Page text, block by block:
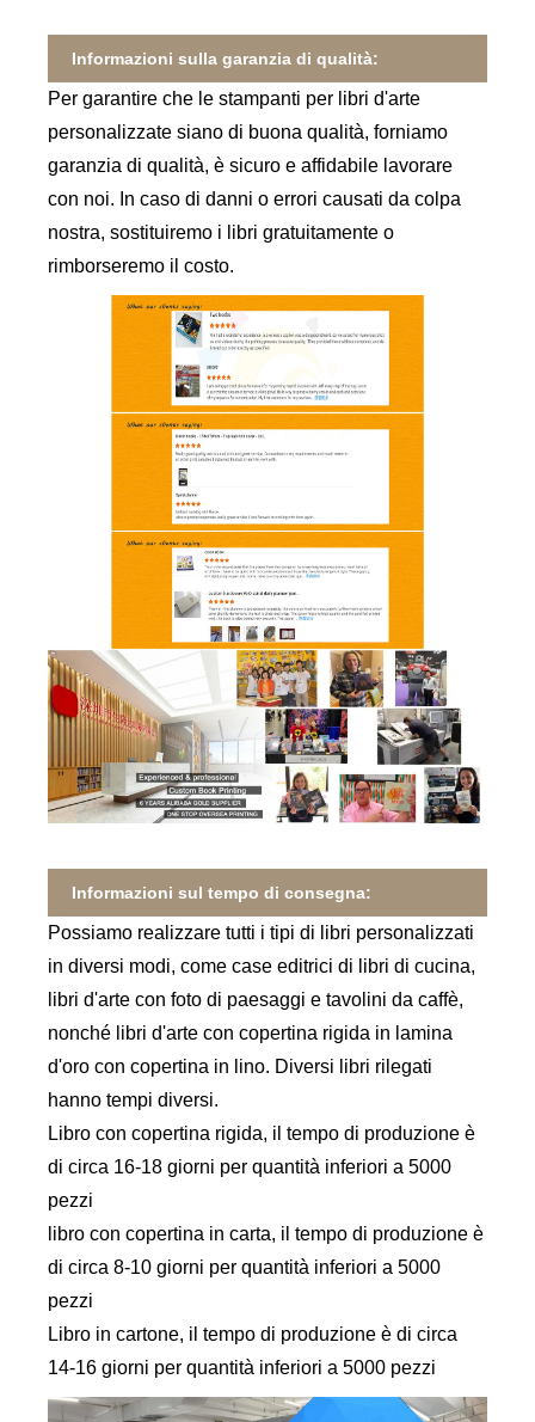
Informazioni sulla garanzia di qualità:
Per garantire che le stampanti per libri d'arte
personalizzate siano di buona qualità, forniamo
garanzia di qualità, è sicuro e affidabile lavorare
con noi. In caso di danni o errori causati da colpa
nostra, sostituiremo i libri gratuitamente o
rimborseremo il costo.
Informazioni sul tempo di consegna:
Possiamo realizzare tutti i tipi di libri personalizzati
in diversi modi, come case editrici di libri di cucina,
libri d'arte con foto di paesaggi e tavolini da caffè,
nonché libri d'arte con copertina rigida in lamina
d'oro con copertina in lino. Diversi libri rilegati
hanno tempi diversi.
Libro con copertina rigida, il tempo di produzione è
di circa 16-18 giorni per quantità inferiori a 5000
pezzi
libro con copertina in carta, il tempo di produzione è
di circa 8-10 giorni per quantità inferiori a 5000
pezzi
Libro in cartone, il tempo di produzione è di circa
14-16 giorni per quantità inferiori a 5000 pezzi